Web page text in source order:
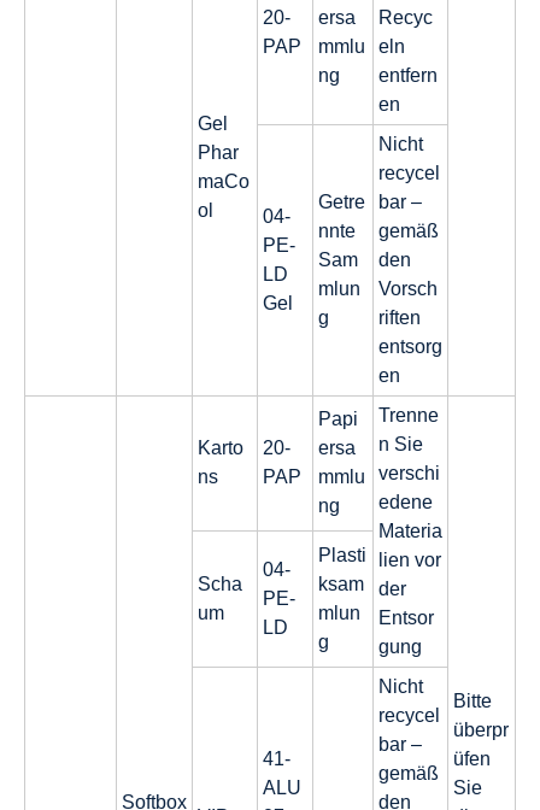
Gel
Phar
maCo
ol
20-
PAP
ersa
mmlu
ng
Recyc
eln
entfern
en
04-
PE-
LD
Gel
Getre
nnte
Sam
mlun
g
Nicht
recycel
bar –
gemäß
den
Vorsch
riften
entsorg
en
Softbox
Karto
ns
20-
PAP
Papi
ersa
mmlu
ng
Trenne
n Sie
verschi
edene
Materia
lien vor
der
Entsor
gung
Bitte
überpr
üfen
Sie
Scha
um
04-
PE-
LD
Plasti
ksam
mlun
g
41-
ALU
Nicht
recycel
bar –
gemäß
den